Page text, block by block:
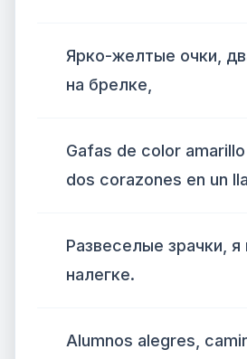
Ярко-желтые очки,
на брелке,
Gafas de color amarillo
dos corazones en un
Развеселые зрачки,
налегке.
Alumnos alegres,